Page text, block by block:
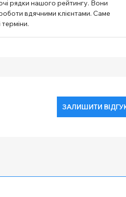
рядки нашого рейтингу. Вони
вдячними клієнтами. Саме
ЗАЛИШИТИ